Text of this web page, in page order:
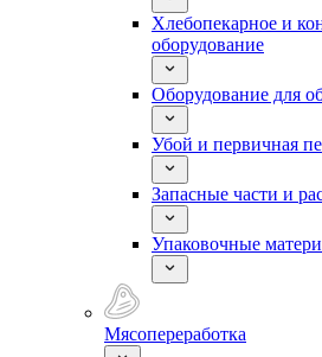
Хлебопекарное и
оборудование
Оборудование для
Убой и первичная
Запасные части и
Упаковочные
Мясопереработка